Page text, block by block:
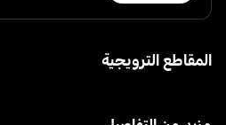
المقاطع الترويجية